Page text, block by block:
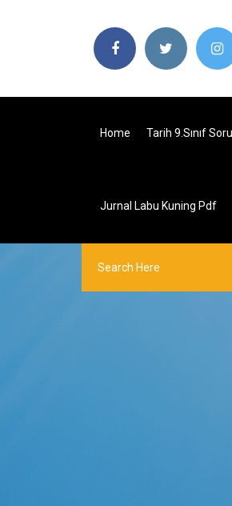
Home Tarih 9.sınıf
Jurnal Labu Kuning Pdf